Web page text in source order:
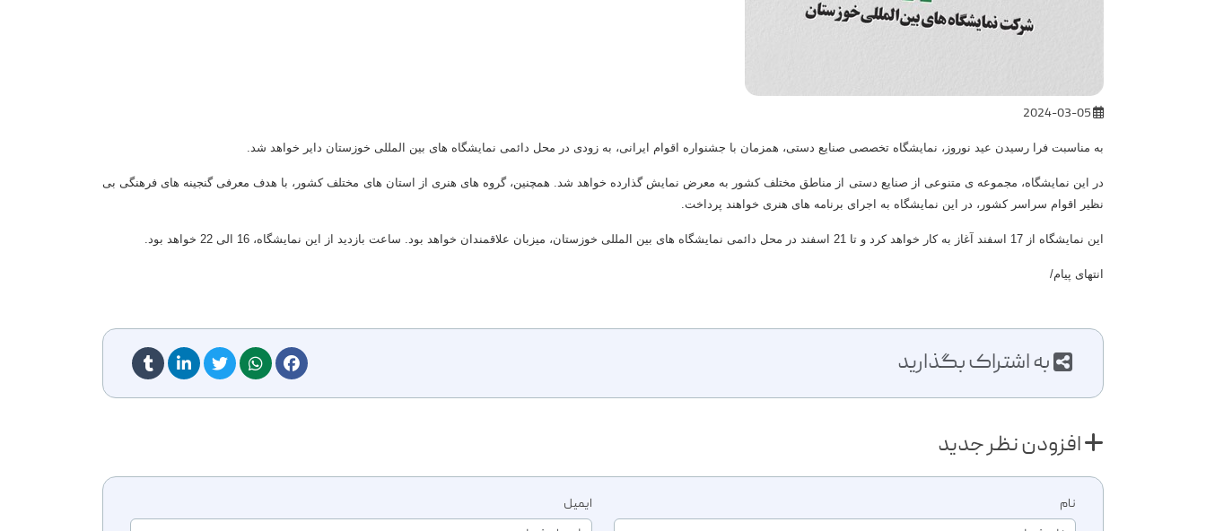
به مناسبت فرا رسیدن عید نوروز، نمایشگاه تخصصی صنایع دستی، همزمان با جشنواره اقوام ایرانی، به زودی در محل دائمی نمایشگاه های بین المللی خوزستان دایر خواهد شد.
در این نمایشگاه، مجموعه ی متنوعی از صنایع دستی از مناطق مختلف کشور به معرض نمایش گذارده خواهد شد. همچنین، گروه های هنری از استان های مختلف کشور، با هدف معرفی گنجینه های فرهنگی بی
نظیر اقوام سراسر کشور، در این نمایشگاه به اجرای برنامه های هنری خواهند پرداخت.
این نمایشگاه از 17 اسفند آغاز به کار خواهد کرد و تا 21 اسفند در محل دائمی نمایشگاه های بین المللی خوزستان، میزبان علاقمندان خواهد بود. ساعت بازدید از این نمایشگاه، 16 الی 22 خواهد بود.
انتهای پیام/
به اشتراک بگذارید
افزودن نظر جدید
نام ایمیل